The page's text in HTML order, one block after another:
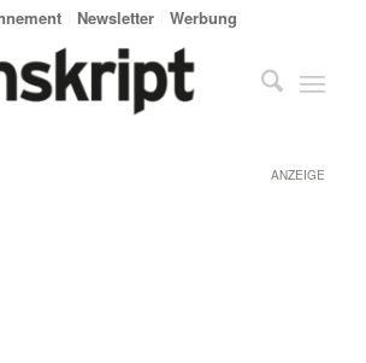
Newsletter Werbung
ANZEIGE